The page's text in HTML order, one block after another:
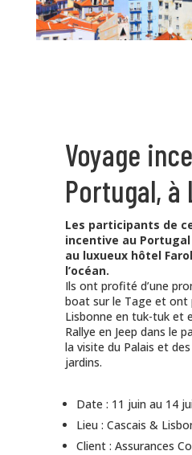
Voyage
Portugal, à
Les participants de
incentive au
au luxueux hôtel
l’océan.
Ils ont profité d’une
boat sur le Tage et ont
Lisbonne en tuk-tuk et
Rallye en Jeep dans le
la visite du Palais et
jardins.
Date : 11 juin au 14
Lieu : Cascais &
Client : Assurances